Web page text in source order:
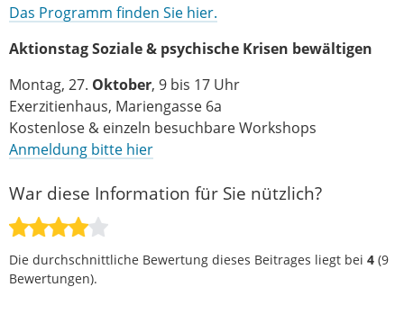
Das Programm finden Sie hier.
Aktionstag Soziale & psychische Krisen bewältigen
Montag, 27. Oktober, 9 bis 17 Uhr
Exerzitienhaus, Mariengasse 6a
Kostenlose & einzeln besuchbare Workshops
Anmeldung bitte hier
War diese Information für Sie nützlich?
Die durchschnittliche Bewertung dieses Beitrages liegt bei 4 (9
Bewertungen).